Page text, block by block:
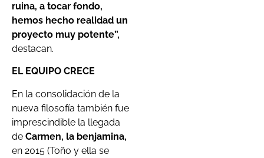
ruina, a tocar fondo,
hemos hecho realidad un
proyecto muy potente”,
destacan.
EL EQUIPO CRECE
En la consolidación de la
nueva filosofía también fue
imprescindible la llegada
de Carmen, la benjamina,
en 2015 (Toño y ella se